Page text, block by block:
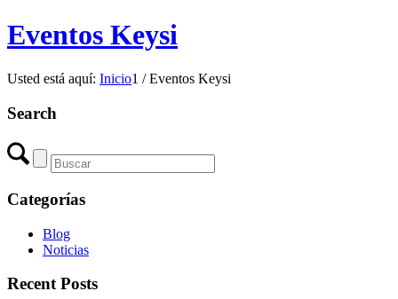
Eventos Keysi
Usted está aquí: Inicio1 / Eventos Keysi
Search
Categorías
Blog
Noticias
Recent Posts